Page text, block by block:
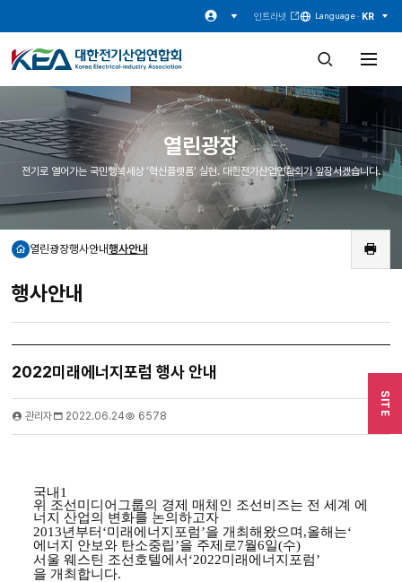
SITE
인트라넷 Language · KR
검
창
열
기
전
기
열린광장
전기로 열어가는 국민행복세상 '혁신플랫폼' 실현. 대한전기산업연합회가 앞장서겠습니다.
홈열린광장행사안내행사안내
인
쇄
행사안내
2022미래에너지포럼 행사 안내
관리자 2022.06.24 6578
국내 1
위 조선미디어그룹의 경제 매체인 조선비즈는 전 세계 에
너지 산업의 변화를 논의하고자
2013년부터‘미래에너지포럼’을 개최해왔으며,올해는‘
에너지 안보와 탄소중립’을 주제로7월6일(수)
서울 웨스틴 조선호텔에서 ‘2022미래에너지포럼’
을 개최합니다.